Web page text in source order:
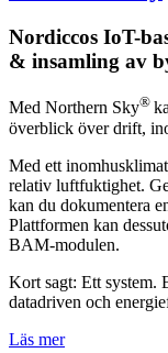
Nordiccos IoT-
& insamling av
Med Northern Sky®
överblick över drift,
Med ett
relativ luftfuktighet.
kan du dokumentera
Plattformen kan
BAM-modulen.
Kort sagt: Ett system.
datadriven och
Läs mer